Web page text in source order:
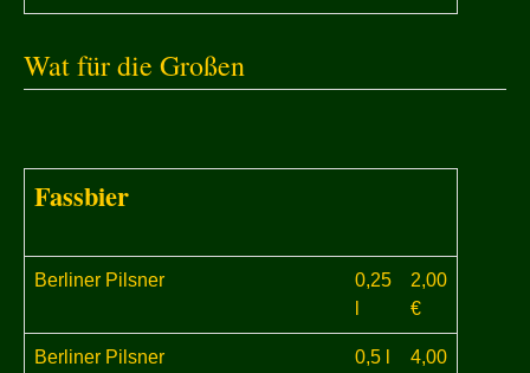
Wat für die Großen
Fassbier
Berliner Pilsner
0,25
2,00
€
Berliner Pilsner 0,5 l
4,00